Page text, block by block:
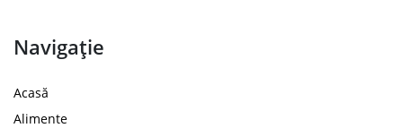
Navigație
Acasă
Alimente